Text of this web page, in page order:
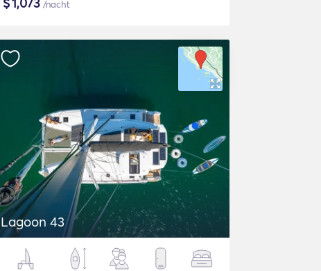
/nacht
Lagoon 43